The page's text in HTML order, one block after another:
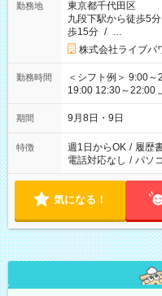
勤務地
東京都千代田区
九段下駅から徒歩5分
歩15分 / …
株式会社ライブパ
勤務時間
＜シフト例＞ 9:00
19:00 12:30～22:00 上記の時間から好きな時間を選べます！ ※
時間は変更となる可
期間 9月8日・9日
特徴 週1日からOK / 履歴
電話対応なし / パソ
気になる！